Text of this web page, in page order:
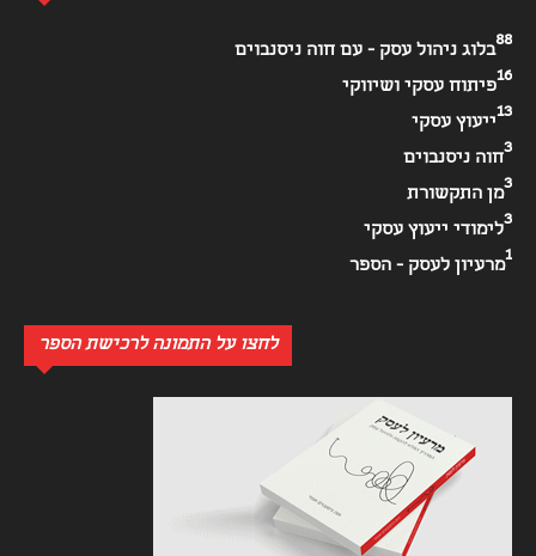
בלוג ניהול עסק - עם חוה ניסנבוים
88
פיתוח עסקי ושיווקי
16
ייעוץ עסקי
13
חוה ניסנבוים
3
מן התקשורת
3
לימודי ייעוץ עסקי
3
מרעיון לעסק - הספר
1
לחצו על התמונה לרכישת הספר